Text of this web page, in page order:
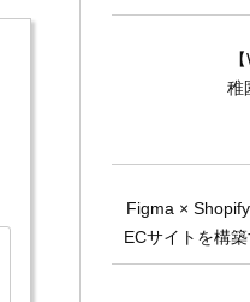
稚
Figma ×
ECサイトを構